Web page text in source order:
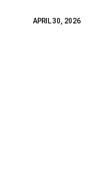
APRIL 30, 2026